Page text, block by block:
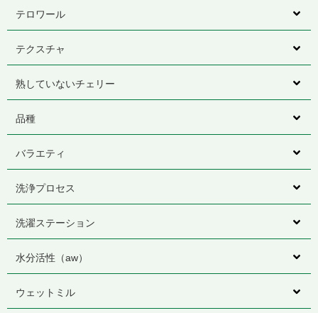
テロワール
テクスチャ
熟していないチェリー
品種
バラエティ
洗浄プロセス
洗濯ステーション
水分活性（aw）
ウェットミル